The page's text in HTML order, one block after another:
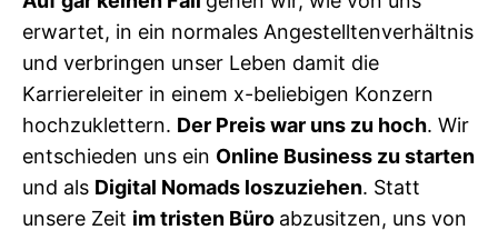
erwartet, in ein normales Angestelltenverhältnis
und verbringen unser Leben damit die
Karriereleiter in einem x-beliebigen Konzern
hochzuklettern. Der Preis war uns zu hoch. Wir
entschieden uns ein Online Business zu starten
und als Digital Nomads loszuziehen. Statt
unsere Zeit im tristen Büro abzusitzen, uns von